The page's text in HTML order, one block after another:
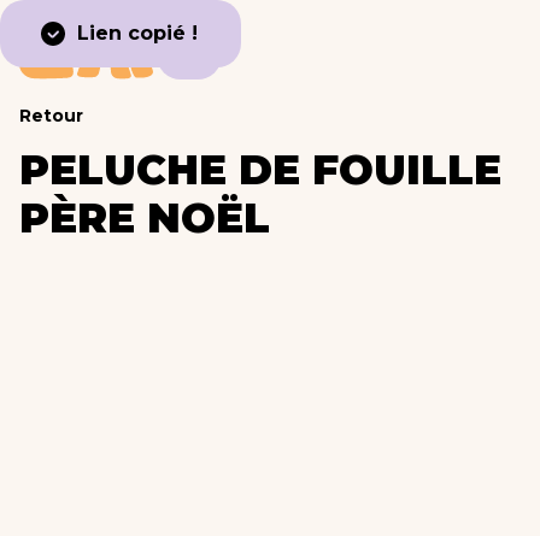
Lien copié !
Retour
PELUCHE DE FOUILLE
PÈRE NOËL